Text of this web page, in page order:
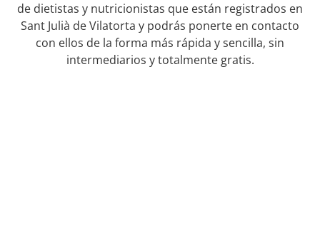
de dietistas y nutricionistas que están registrados en
Sant Julià de Vilatorta y podrás ponerte en contacto
con ellos de la forma más rápida y sencilla, sin
intermediarios y totalmente gratis.